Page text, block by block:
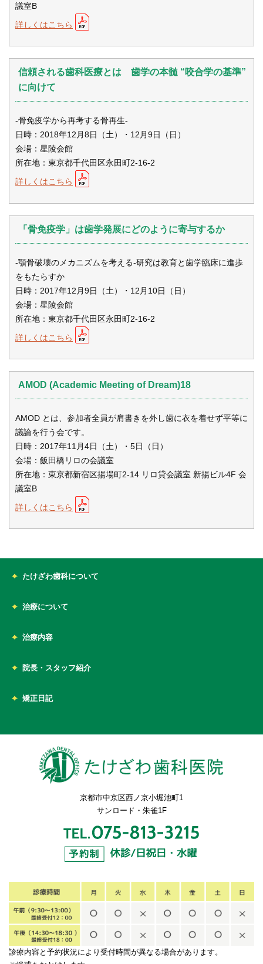
議室B
詳しくはこちら
信頼される歯科医療とは 歯学の本髄 “咬合学の基準”
に向けて
-骨免疫学から再考する骨再生-
日時：2018年12月8日（土）・12月9日（日）
会場：星陵会館
所在地：東京都千代田区永田町2-16-2
詳しくはこちら
「骨免疫学」は歯学発展にどのように寄与するか
-顎骨破壊のメカニズムを考える-研究は教育と歯学臨床に進歩
をもたらすか
日時：2017年12月9日（土）・12月10日（日）
会場：星陵会館
所在地：東京都千代田区永田町2-16-2
詳しくはこちら
AMOD (Academic Meeting of Dream)18
AMOD とは、参加者全員が肩書きを外し歯に衣を着せず平等に
議論を行う会です。
日時：2017年11月4日（土）・5日（日）
会場：飯田橋リロの会議室
所在地：東京都新宿区揚場町2-14 リロ貸会議室 新揚ビル4F 会
議室B
詳しくはこちら
たけざわ歯科について
治療について
治療内容
院長・スタッフ紹介
矯正日記
京都市中京区西ノ京小堀池町1
サンロード・朱雀1F
診療内容と予約状況により受付時間が異なる場合があります。